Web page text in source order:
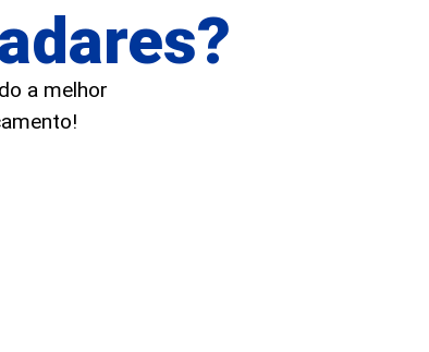
a melhor